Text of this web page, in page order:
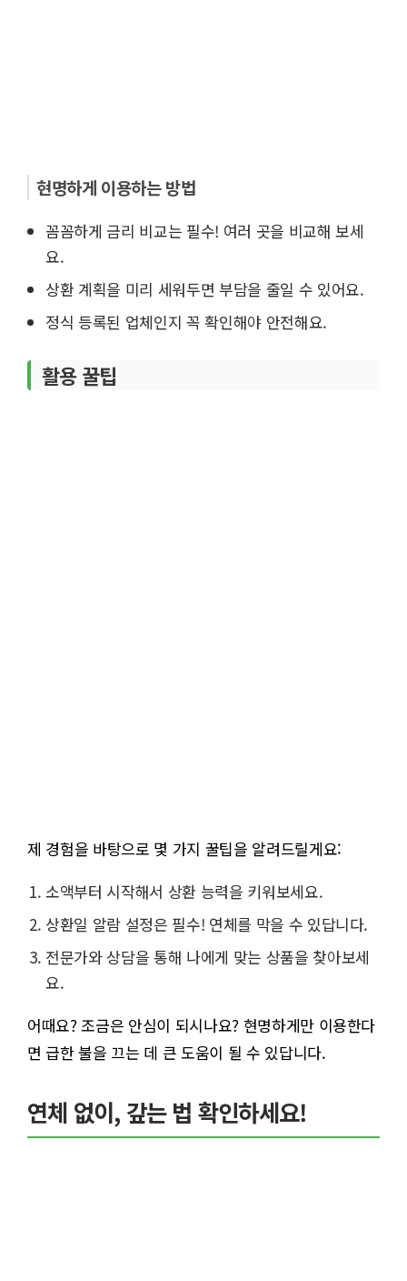
현명하게 이용하는 방법
꼼꼼하게 금리 비교는 필수! 여러 곳을 비교해 보세
요.
상환 계획을 미리 세워두면 부담을 줄일 수 있어요.
정식 등록된 업체인지 꼭 확인해야 안전해요.
활용 꿀팁
제 경험을 바탕으로 몇 가지 꿀팁을 알려드릴게요:
소액부터 시작해서 상환 능력을 키워보세요.
상환일 알람 설정은 필수! 연체를 막을 수 있답니다.
전문가와 상담을 통해 나에게 맞는 상품을 찾아보세
요.
어때요? 조금은 안심이 되시나요? 현명하게만 이용한다
면 급한 불을 끄는 데 큰 도움이 될 수 있답니다.
연체 없이, 갚는 법 확인하세요!